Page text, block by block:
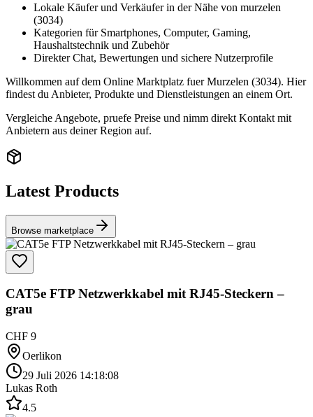
Lokale Käufer und Verkäufer in der Nähe von murzelen
(3034)
Kategorien für Smartphones, Computer, Gaming,
Haushaltstechnik und Zubehör
Direkter Chat, Bewertungen und sichere Nutzerprofile
Willkommen auf dem Online Marktplatz fuer Murzelen (3034). Hier
findest du Anbieter, Produkte und Dienstleistungen an einem Ort.
Vergleiche Angebote, pruefe Preise und nimm direkt Kontakt mit
Anbietern aus deiner Region auf.
Latest Products
Browse marketplace
CAT5e FTP Netzwerkkabel mit RJ45-Steckern –
grau
CHF 9
Oerlikon
29 Juli 2026 14:18:08
Lukas Roth
4.5